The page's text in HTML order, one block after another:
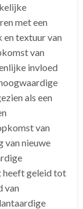
met een
en textuur van
van
invloed
als een
van
van nieuwe
heeft geleid tot
van